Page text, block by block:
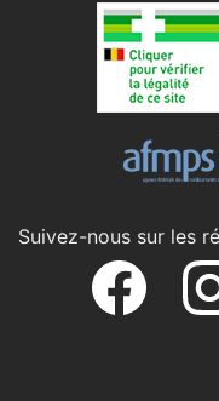
Suivez-nous sur les